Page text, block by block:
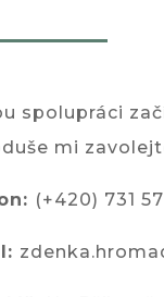
spolupráci
mi
(+420) 731